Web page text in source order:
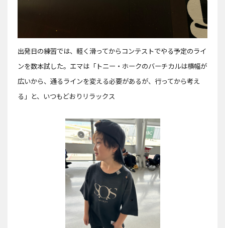
出発日の練習では、軽く滑ってからコンテストでやる予定のライ
ンを数本試した。エマは「トニー・ホークのバーチカルは横幅が
広いから、通るラインを変える必要があるが、行ってから考え
る」と、いつもどおりリラックス